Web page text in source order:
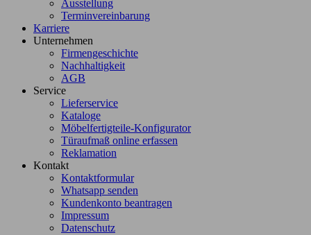
Ausstellung
Terminvereinbarung
Karriere
Unternehmen
Firmengeschichte
Nachhaltigkeit
AGB
Service
Lieferservice
Kataloge
Möbelfertigteile-Konfigurator
Türaufmaß online erfassen
Reklamation
Kontakt
Kontaktformular
Whatsapp senden
Kundenkonto beantragen
Impressum
Datenschutz